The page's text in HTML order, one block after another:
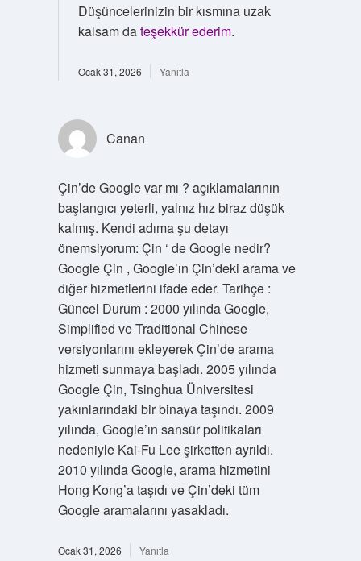
Düşüncelerinizin bir kısmına uzak
kalsam dateşekkür ederim.
Ocak 31, 2026 Yanıtla
Canan
Çin’de Google var mı ? açıklamalarının
başlangıcı yeterli, yalnız hız biraz düşük
kalmış. Kendi adıma şu detayı
önemsiyorum: Çin ‘ de Google nedir?
Google Çin , Google’ın Çin’deki arama ve
diğer hizmetlerini ifade eder. Tarihçe :
Güncel Durum : 2000 yılında Google,
Simplified ve Traditional Chinese
versiyonlarını ekleyerek Çin’de arama
hizmeti sunmaya başladı. 2005 yılında
Google Çin, Tsinghua Üniversitesi
yakınlarındaki bir binaya taşındı. 2009
yılında, Google’ın sansür politikaları
nedeniyle Kai-Fu Lee şirketten ayrıldı.
2010 yılında Google, arama hizmetini
Hong Kong’a taşıdı ve Çin’deki tüm
Google aramalarını yasakladı.
Ocak 31, 2026 Yanıtla